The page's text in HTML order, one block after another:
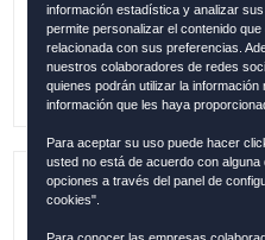
0.00€
Referencia:
información estadística y analizar
permite personalizar el contenido
relacionada con sus preferencias.
nuestros colaboradores de redes
quienes podrán utilizar la
información que les haya
Para aceptar su uso puede hacer
usted no está de acuerdo con
opciones a través del panel de
cookies".